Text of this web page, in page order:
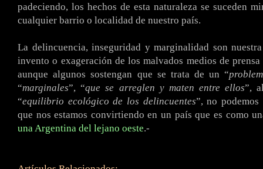
padeciendo, los hechos de esta naturaleza se suceden
cualquier barrio o localidad de nuestro país.
La delincuencia, inseguridad y marginalidad son
invento o exageración de los malvados medios de
aunque algunos sostengan que se trata de un “
“marginales”, “que se arreglen y maten entre ellos”,
“equilibrio ecológico de los delincuentes”, no
que nos estamos convirtiendo en un país que es como
una Argentina del lejano oeste.-